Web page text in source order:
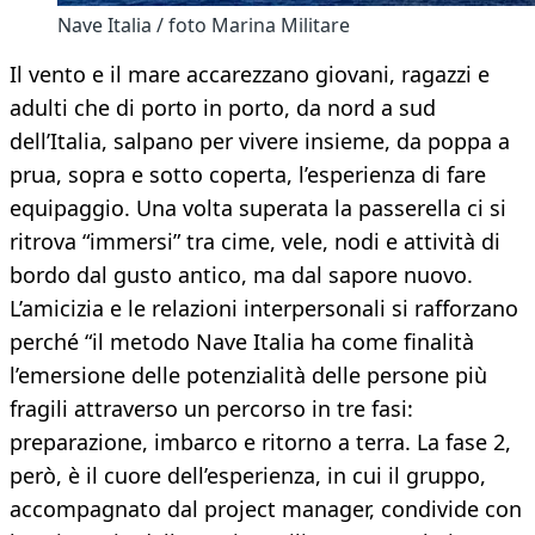
Nave Italia / foto Marina Militare
Il vento e il mare accarezzano giovani, ragazzi e
adulti che di porto in porto, da nord a sud
dell’Italia, salpano per vivere insieme, da poppa a
prua, sopra e sotto coperta, l’esperienza di fare
equipaggio. Una volta superata la passerella ci si
ritrova “immersi” tra cime, vele, nodi e attività di
bordo dal gusto antico, ma dal sapore nuovo.
L’amicizia e le relazioni interpersonali si rafforzano
perché “il metodo Nave Italia ha come finalità
l’emersione delle potenzialità delle persone più
fragili attraverso un percorso in tre fasi:
preparazione, imbarco e ritorno a terra. La fase 2,
però, è il cuore dell’esperienza, in cui il gruppo,
accompagnato dal project manager, condivide con